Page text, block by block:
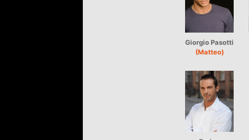
Giorgio Pasotti
(Matteo)